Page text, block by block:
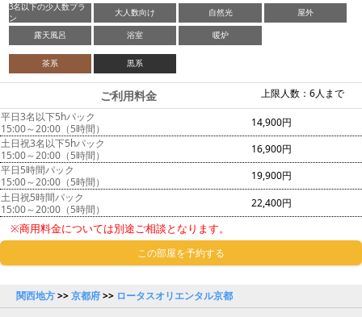
3名以下の少人数プラ
ン
大人数向け 自然光 屋外
露天風呂 浴室 暖炉
茶系 黒系
上限人数：6人まで
ご利用料金
平日3名以下5hパック
15:00～20:00（5時間）
14,900円
土日祝3名以下5hパック
15:00～20:00（5時間）
16,900円
平日5時間パック
15:00～20:00（5時間）
19,900円
土日祝5時間パック
15:00～20:00（5時間）
22,400円
※商用料金については別途ご相談となります。
この部屋を予約する
関西地方>>京都府>> ロータスオリエンタル京都